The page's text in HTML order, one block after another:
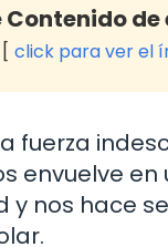
Contenido de
click para ver el
fuerza
envuelve
y nos hace